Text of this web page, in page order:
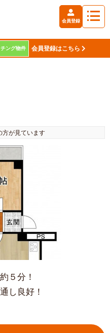
会員登録
ング物件 会員登録はこちら
方が見ています
５分！
し良好！